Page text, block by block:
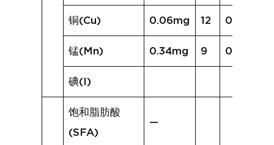
铜(Cu) 0.06mg 12 0.13mg
锰(Mn) 0.34mg 9 0.33mg
碘(I)
饱和脂肪酸
(SFA)
—